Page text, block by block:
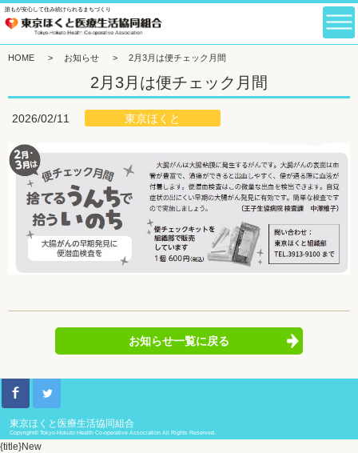
誰もが安心して住み続けられるまちづくり
HOME > お知らせ > 2月3月は便チェック月間
2月3月は便チェック月間
2026/02/11 東京ほくと
お知らせ一覧に戻る
東京ほくと医療生活協同組合
Copyright© Tokyo-Hokuto Health Co-operative Association All Rights Reserved.
{title}New